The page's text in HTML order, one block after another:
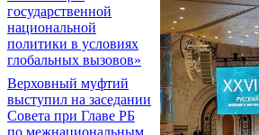
государственной
национальной
политики в условиях
глобальных вызовов»
Верховный муфтий
выступил на заседании
Совета при Главе РБ
по межнациональным